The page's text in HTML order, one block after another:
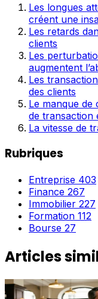
Les longues
créent une
Les retards
clients
Les
augmentent
Les
des clients
Le manque de
de transaction
La vitesse de
Rubriques
Entreprise 403
Finance 267
Immobilier 227
Formation 112
Bourse 27
Articles